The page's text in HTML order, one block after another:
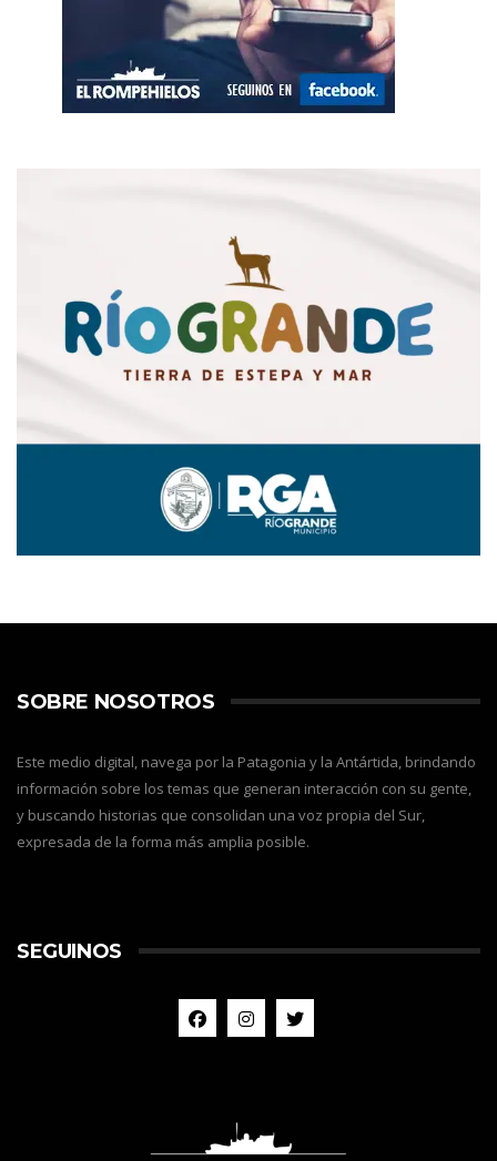
SOBRE NOSOTROS
Este medio digital, navega por la Patagonia y la Antártida, brindando
información sobre los temas que generan interacción con su gente,
y buscando historias que consolidan una voz propia del Sur,
expresada de la forma más amplia posible.
SEGUINOS